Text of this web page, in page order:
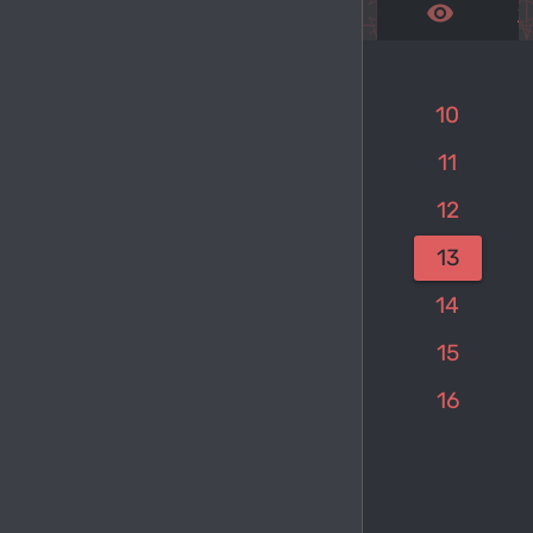
remove_red_eye
10
11
12
13
14
15
16